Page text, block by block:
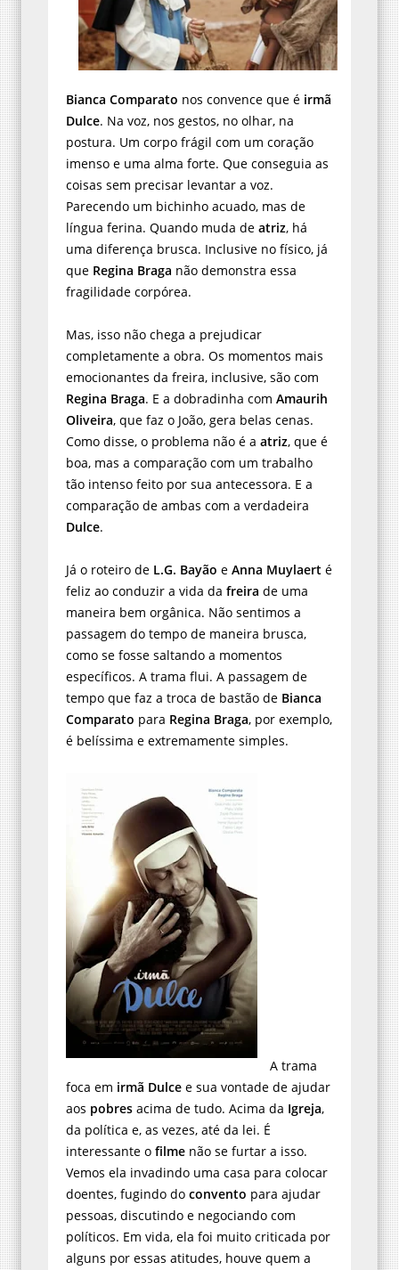
Bianca Comparato nos convence que é irmã
Dulce. Na voz, nos gestos, no olhar, na
postura. Um corpo frágil com um coração
imenso e uma alma forte. Que conseguia as
coisas sem precisar levantar a voz.
Parecendo um bichinho acuado, mas de
língua ferina. Quando muda de atriz, há
uma diferença brusca. Inclusive no físico, já
que Regina Braga não demonstra essa
fragilidade corpórea.
Mas, isso não chega a prejudicar
completamente a obra. Os momentos mais
emocionantes da freira, inclusive, são com
Regina Braga. E a dobradinha com Amaurih
Oliveira, que faz o João, gera belas cenas.
Como disse, o problema não é a atriz, que é
boa, mas a comparação com um trabalho
tão intenso feito por sua antecessora. E a
comparação de ambas com a verdadeira
Dulce.
Já o roteiro de L.G. Bayão e Anna Muylaert é
feliz ao conduzir a vida da freira de uma
maneira bem orgânica. Não sentimos a
passagem do tempo de maneira brusca,
como se fosse saltando a momentos
específicos. A trama flui. A passagem de
tempo que faz a troca de bastão de Bianca
Comparato para Regina Braga, por exemplo,
é belíssima e extremamente simples.
A trama
foca em irmã Dulce e sua vontade de ajudar
aos pobres acima de tudo. Acima da Igreja,
da política e, as vezes, até da lei. É
interessante o filme não se furtar a isso.
Vemos ela invadindo uma casa para colocar
doentes, fugindo do convento para ajudar
pessoas, discutindo e negociando com
políticos. Em vida, ela foi muito criticada por
alguns por essas atitudes, houve quem a